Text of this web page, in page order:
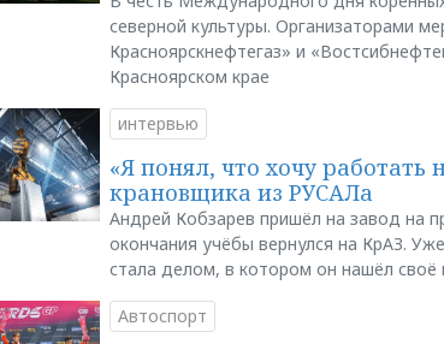
северной культуры. Организаторами
Красноярскнефтегаз» и
Красноярском крае
интервью
«Я понял, что хочу работать
крановщика из РУСАЛа
Андрей Кобзарев пришёл на завод на
окончания учёбы вернулся на КрАЗ.
стала делом, в котором он нашёл своё
Автоспорт